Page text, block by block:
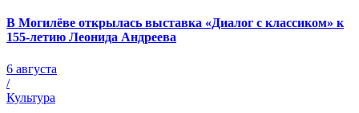
В Могилёве открылась выставка «Диалог с классиком» к
155-летию Леонида Андреева
6 августа
/
Культура